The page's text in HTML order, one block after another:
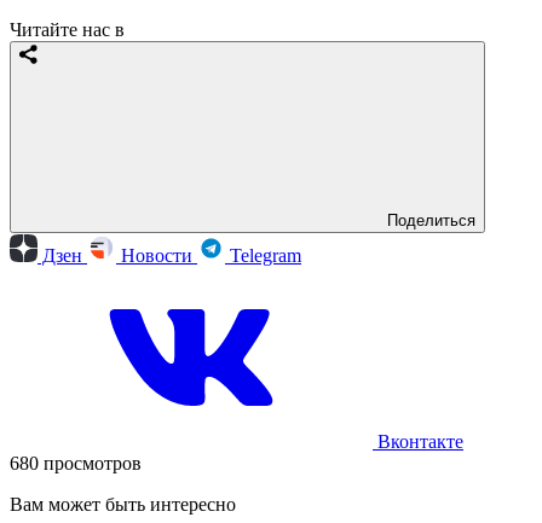
Читайте нас в
Поделиться
Дзен Новости Telegram
Вконтакте
680 просмотров
Вам может быть интересно